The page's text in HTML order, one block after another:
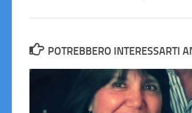
POTREBBERO INTERESSARTI